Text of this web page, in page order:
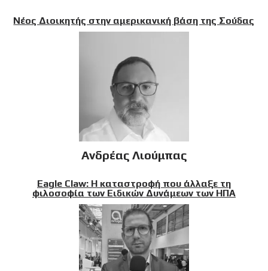
Νέος Διοικητής στην αμερικανική βάση της Σούδας
Ανδρέας Λιούμπας
Eagle Claw: Η καταστροφή που άλλαξε τη
φιλοσοφία των Ειδικών Δυνάμεων των ΗΠΑ